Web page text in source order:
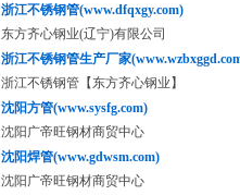
浙江不锈钢管(www.dfqxgy.com)
东方齐心钢业(辽宁)有限公司
浙江不锈钢管生产厂家
浙江不锈钢管【东方齐心钢业】
沈阳方管(www.sysfg.com)
沈阳广帝旺钢材商贸中心
沈阳焊管(www.gdwsm.com)
沈阳广帝旺钢材商贸中心